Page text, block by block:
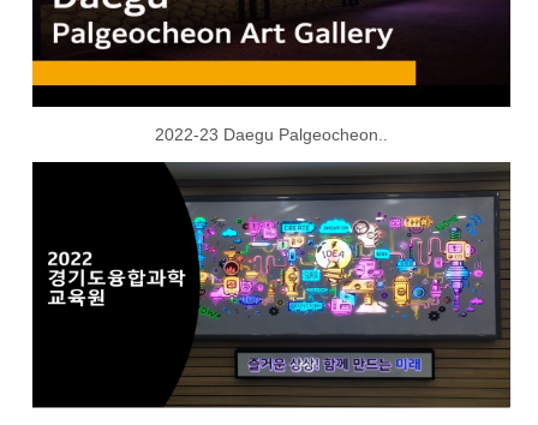
2022-23 Daegu Palgeocheon..